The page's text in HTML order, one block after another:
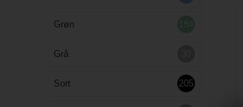
Grøn
Grå
Sort 205